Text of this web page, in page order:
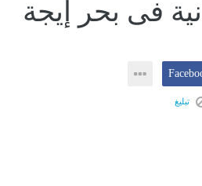
فى بحر إيجة
تبليغ